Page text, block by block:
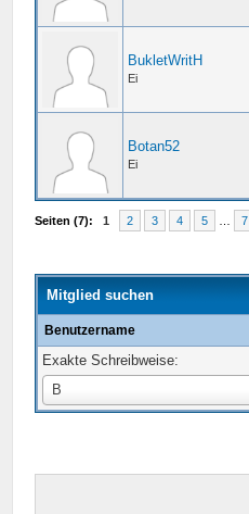
BukletWritH
Ei
Botan52
Ei
Seiten (7): 1 2 3 4 5 7
Mitglied suchen
Benutzername
Exakte Schreibweise:
B
Benutzername